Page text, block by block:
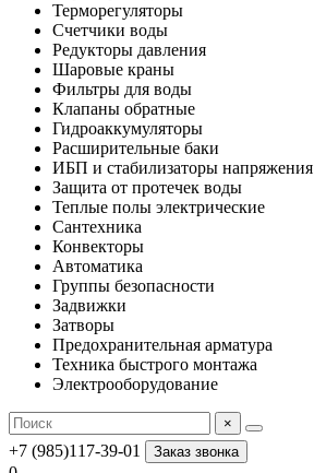
Терморегуляторы
Счетчики воды
Редукторы давления
Шаровые краны
Фильтры для воды
Клапаны обратные
Гидроаккумуляторы
Расширительные баки
ИБП и стабилизаторы напряжения
Защита от протечек воды
Теплые полы электрические
Сантехника
Конвекторы
Автоматика
Группы безопасности
Задвижки
Затворы
Предохранительная арматура
Техника быстрого монтажа
Электрооборудование
×
+7 (985)117-39-01 Заказ звонка